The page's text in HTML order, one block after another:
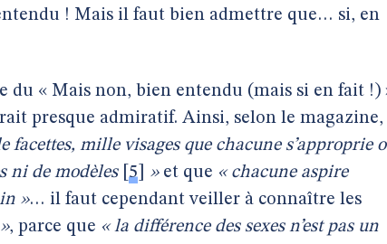
! Mais il faut bien admettre que… si, en
du « Mais non, bien entendu (mais si en fait !)
presque admiratif. Ainsi, selon le magazine,
facettes, mille visages que chacune s’approprie
ni de modèles[ 5 »et que « chacune aspire
»… il faut cependant veiller à connaître les
, parce que « la différence des sexes n’est pas un